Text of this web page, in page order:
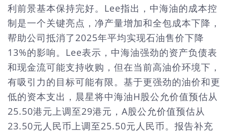
利前景基本保持完好。Lee指出，中海油的成本控
制是一个关键亮点，净产量增加和全包成本下降，
帮助公司抵消了2025年平均实现石油售价下降
13%的影响。Lee表示，中海油强劲的资产负债表
和现金流可能支持收购，但在当前高油价环境下，
有吸引力的目标可能有限。基于更强劲的油价和更
低的资本支出，晨星将中海油H股公允价值预估从
25.50港元上调至29港元，A股公允价值预估从
23.50元人民币上调至25.50元人民币。报告补充